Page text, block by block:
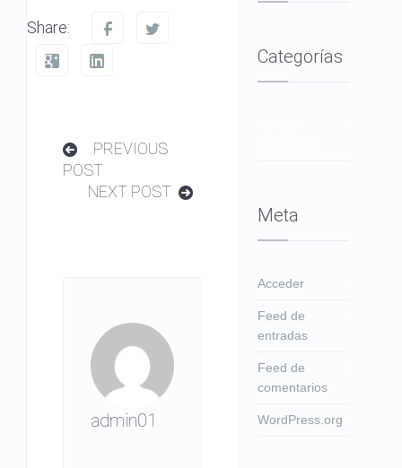
Share:
PREVIOUS
POST
NEXT POST
admin01
Categorías
Meta
Acceder
Feed de
entradas
Feed de
comentarios
WordPress.org